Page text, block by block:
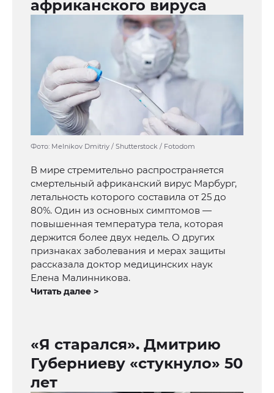
африканского вируса
Фото: Melnikov Dmitriy / Shutterstock / Fotodom
В мире стремительно распространяется
смертельный африканский вирус Марбург,
летальность которого составила от 25 до
80%. Один из основных симптомов —
повышенная температура тела, которая
держится более двух недель. О других
признаках заболевания и мерах защиты
рассказала доктор медицинских наук
Елена Малинникова.
Читать далее >
«Я старался». Дмитрию
Губерниеву «стукнуло» 50
лет